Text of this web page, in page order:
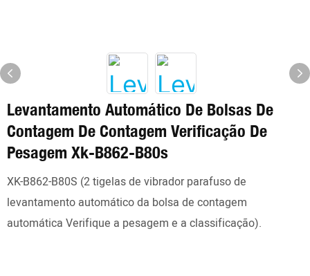
Levantamento Automático De Bolsas De
Contagem De Contagem Verificação De
Pesagem Xk-B862-B80s
XK-B862-B80S (2 tigelas de vibrador parafuso de
levantamento automático da bolsa de contagem
automática Verifique a pesagem e a classificação).